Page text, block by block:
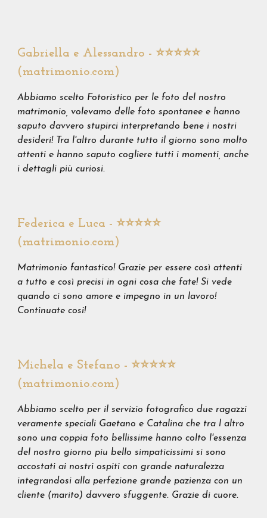
Gabriella e Alessandro - ⭐️⭐️⭐️⭐️⭐️
(matrimonio.com)
Abbiamo scelto Fotoristico per le foto del nostro
matrimonio, volevamo delle foto spontanee e hanno
saputo davvero stupirci interpretando bene i nostri
desideri! Tra l'altro durante tutto il giorno sono molto
attenti e hanno saputo cogliere tutti i momenti, anche
i dettagli più curiosi.
Federica e Luca - ⭐️⭐️⭐️⭐️⭐️
(matrimonio.com)
Matrimonio fantastico! Grazie per essere così attenti
a tutto e così precisi in ogni cosa che fate! Si vede
quando ci sono amore e impegno in un lavoro!
Continuate cosi!
Michela e Stefano - ⭐️⭐️⭐️⭐️⭐️
(matrimonio.com)
Abbiamo scelto per il servizio fotografico due ragazzi
veramente speciali Gaetano e Catalina che tra l altro
sono una coppia foto bellissime hanno colto l'essenza
del nostro giorno piu bello simpaticissimi si sono
accostati ai nostri ospiti con grande naturalezza
integrandosi alla perfezione grande pazienza con un
cliente (marito) davvero sfuggente. Grazie di cuore.